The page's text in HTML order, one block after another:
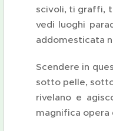
scivoli, ti graffi,
vedi luoghi
addomesticata
Scendere in
sotto pelle,
rivelano e
magnifica opera